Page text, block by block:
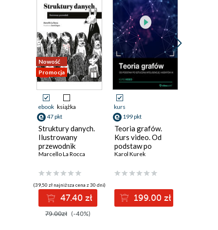
Nowość
Promocja
ebook książka
47 pkt
Struktury danych.
Ilustrowany
przewodnik
Marcello La Rocca
(39,50 zł najniższa cena z 30 dni)
47.40 zł
79.00zł (-40%)
kurs
199 pkt
Teoria grafów.
Kurs video. Od
podstaw po
sztuczną
agentów AI
Karol Kurek
199.00 zł